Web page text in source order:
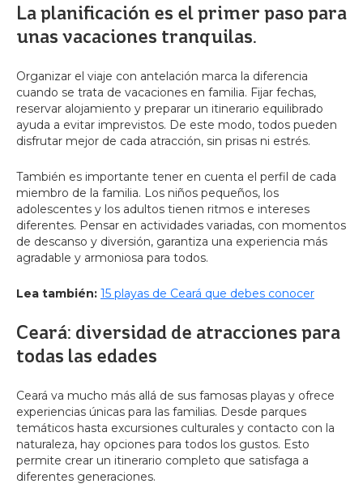
La planificación es el primer paso para
unas vacaciones tranquilas.
Organizar el viaje con antelación marca la diferencia
cuando se trata de vacaciones en familia. Fijar fechas,
reservar alojamiento y preparar un itinerario equilibrado
ayuda a evitar imprevistos. De este modo, todos pueden
disfrutar mejor de cada atracción, sin prisas ni estrés.
También es importante tener en cuenta el perfil de cada
miembro de la familia. Los niños pequeños, los
adolescentes y los adultos tienen ritmos e intereses
diferentes. Pensar en actividades variadas, con momentos
de descanso y diversión, garantiza una experiencia más
agradable y armoniosa para todos.
Lea también: 15 playas de Ceará que debes conocer
Ceará: diversidad de atracciones para
todas las edades
Ceará va mucho más allá de sus famosas playas y ofrece
experiencias únicas para las familias. Desde parques
temáticos hasta excursiones culturales y contacto con la
naturaleza, hay opciones para todos los gustos. Esto
permite crear un itinerario completo que satisfaga a
diferentes generaciones.